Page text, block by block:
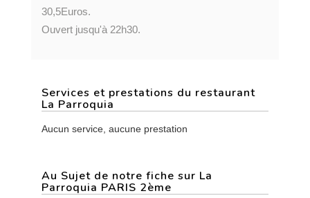
30,5Euros.
Ouvert jusqu'à 22h30.
Services et prestations du restaurant
La Parroquia
Aucun service, aucune prestation
Au Sujet de notre fiche sur La
Parroquia PARIS 2ème